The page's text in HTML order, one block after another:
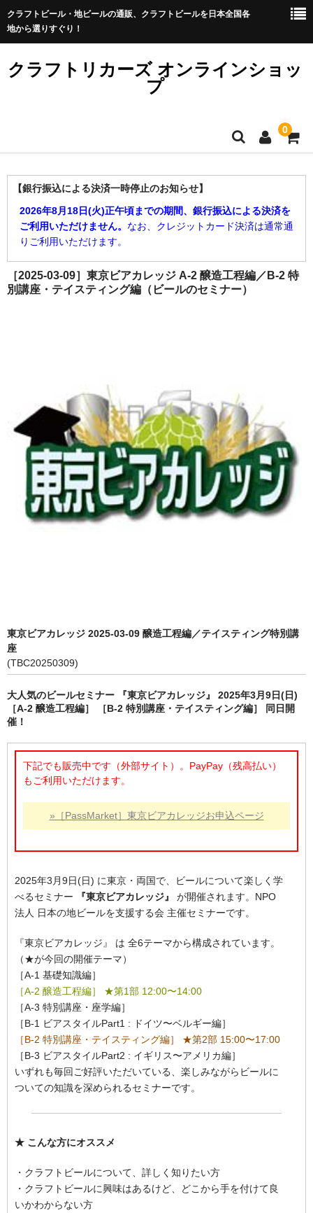
クラフトビール・地ビールの通販、クラフトビールを日本全国各
地から選りすぐり！
クラフトリカーズ オンラインショッ
プ
0
ショップTOP
▼ メーカー別
▼ ビアスタイル別
［イベント］
【銀行振込による決済一時停止のお知らせ】
2026年8月18日(火)正午頃までの期間、銀行振込による決済を
ご利用いただけません。 なお、クレジットカード決済は通常通
りご利用いただけます。
［2025-03-09］東京ビアカレッジ A-2 醸造工程編／B-2 特
別講座・テイスティング編（ビールのセミナー）
東京ビアカレッジ 2025-03-09 醸造工程編／テイスティング特別講
座
(TBC20250309)
大人気のビールセミナー 『東京ビアカレッジ』 2025年3月9日(日)
［A-2 醸造工程編］ ［B-2 特別講座・テイスティング編］ 同日開
催！
下記でも販売中です（外部サイト）。PayPay（残高払い）
もご利用いただけます。
»［PassMarket］東京ビアカレッジお申込ページ
2025年3月9日(日) に東京・両国で、ビールについて楽しく学
べるセミナー
『東京ビアカレッジ』
が開催されます。NPO
法人 日本の地ビールを支援する会 主催セミナーです。
『東京ビアカレッジ』 は 全6テーマから構成されています。
（★が今回の開催テーマ）
［A-1 基礎知識編］
［A-2 醸造工程編］ ★第1部 12:00〜14:00
［A-3 特別講座・座学編］
［B-1 ビアスタイルPart1 : ドイツ〜ベルギー編］
［B-2 特別講座・テイスティング編］ ★第2部 15:00〜17:00
［B-3 ビアスタイルPart2 : イギリス〜アメリカ編］
いずれも毎回ご好評いただいている、楽しみながらビールに
ついての知識を深められるセミナーです。
★ こんな方にオススメ
・クラフトビールについて、詳しく知りたい方
・クラフトビールに興味はあるけど、どこから手を付けて良
いかわからない方